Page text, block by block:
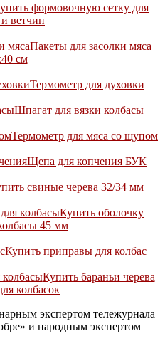
формовочную сетку для
ветчин
Пакеты для засолки мяса
см
Термометр для духовки
Шпагат для вязки колбасы
Термометр для мяса со щупом
Щепа для копчения БУК
свиные черева 32/34 мм
Купить оболочку
45 мм
Купить приправы для колбас
Купить бараньи черева
колбасок
экспертом тележурнала
и народным экспертом